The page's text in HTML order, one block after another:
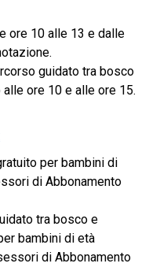
ore 10 alle 13 e dalle
guidato tra bosco
ore 10 e alle ore 15.
per bambini di
di Abbonamento
tra bosco e
bambini di età
di Abbonamento